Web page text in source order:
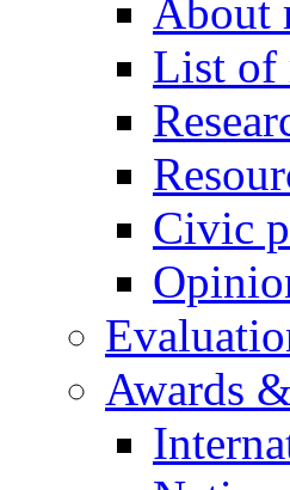
About
List of
Civic
Awards